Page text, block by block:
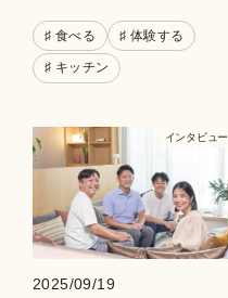
♯ 食べる ♯ 体験する
♯ キッチン
インタビュー
2025/09/19